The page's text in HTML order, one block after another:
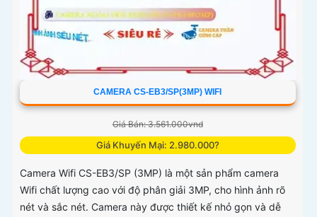
CAMERA CS-EB3/SP(3MP) WIFI
Giá Bán: 3.561.000vnd
Giá Khuyến Mại: 2.980.000?
Camera Wifi CS-EB3/SP (3MP) là một sản phẩm camera
Wifi chất lượng cao với độ phân giải 3MP, cho hình ảnh rõ
nét và sắc nét. Camera này được thiết kế nhỏ gọn và dễ